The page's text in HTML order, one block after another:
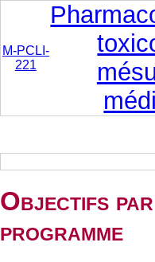
M-PCLI-
221
Objectifs
programme